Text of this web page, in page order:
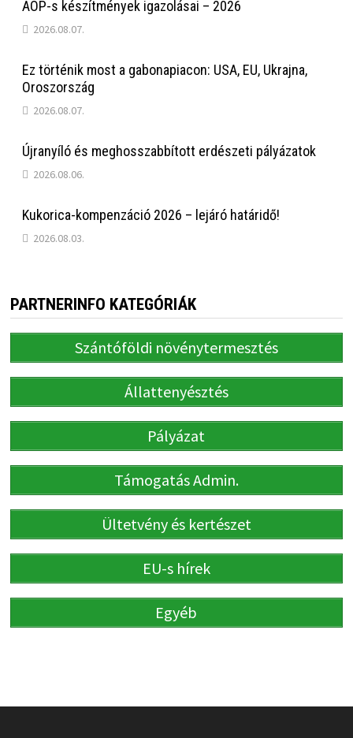
AÖP-s készítmények igazolásai – 2026
2026.08.07.
Ez történik most a gabonapiacon: USA, EU, Ukrajna,
Oroszország
2026.08.07.
Újranyíló és meghosszabbított erdészeti pályázatok
2026.08.06.
Kukorica-kompenzáció 2026 – lejáró határidő!
2026.08.03.
PARTNERINFO KATEGÓRIÁK
Szántóföldi növénytermesztés
Állattenyésztés
Pályázat
Támogatás Admin.
Ültetvény és kertészet
EU-s hírek
Egyéb